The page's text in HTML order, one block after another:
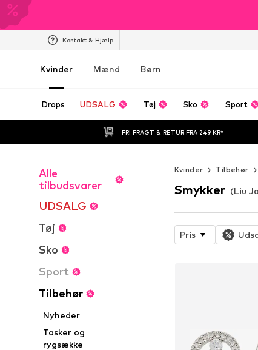
Kontakt & Hjælp
Kvinder Mænd Børn
Drops UDSALG Tøj Sko Sport
FRI FRAGT & RETUR FRA 249 KR*
Alle
tilbudsvarer
UDSALG
Tøj
Sko
Sport
Tilbehør
Nyheder
Tasker og
rygsække
Kvinder Tilbehør
Smykker (Liu
Pris